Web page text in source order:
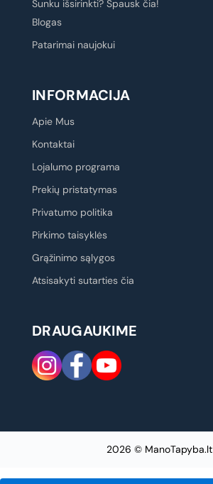
Sunku išsirinkti? Spausk čia!
Blogas
Patarimai naujokui
INFORMACIJA
Apie Mus
Kontaktai
Lojalumo programa
Prekių pristatymas
Privatumo politika
Pirkimo taisyklės
Grąžinimo sąlygos
Atsisakyti sutarties čia
DRAUGAUKIME
2026 © ManoTapyba.lt